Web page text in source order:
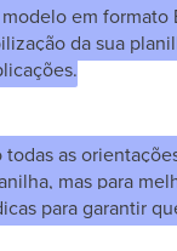
em formato
da sua
as
mas para
para garantir